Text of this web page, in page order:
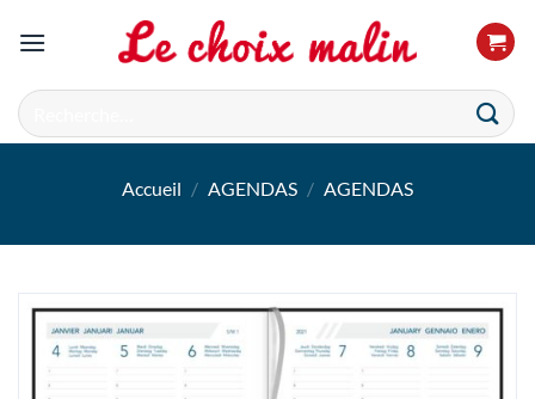
Recherche
pour :
Accueil / AGENDAS / AGENDAS